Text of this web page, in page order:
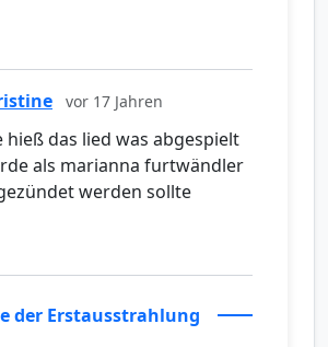
vor 17 Jahren
hieß das lied was abgespielt
als marianna furtwändler
werden sollte
der Erstausstrahlung